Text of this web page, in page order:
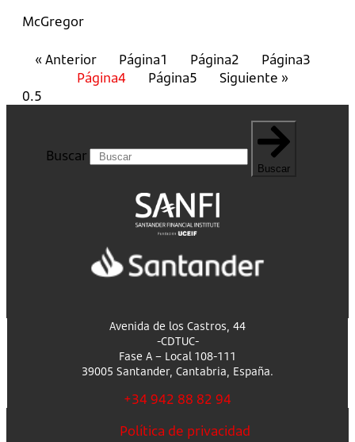
McGregor
« Anterior Página1 Página2 Página3
Página4 Página5 Siguiente »
Buscar
Buscar
Avenida de los Castros, 44
-CDTUC-
Fase A – Local 108-111
39005 Santander, Cantabria, España.
+34 942 88 82 94
Política de privacidad